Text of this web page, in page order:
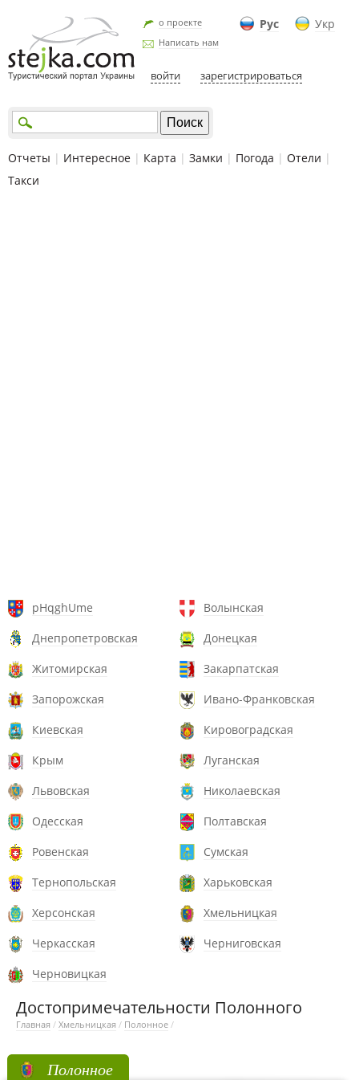
Рус Укр
о проекте
Написать нам
войти зарегистрироваться
Отчеты | Интересное | Карта | Замки | Погода | Отели |
Такси
pHqghUme
Волынская
Днепропетровская
Донецкая
Житомирская
Закарпатская
Запорожская
Ивано-Франковская
Киевская
Кировоградская
Крым
Луганская
Львовская
Николаевская
Одесская
Полтавская
Ровенская
Сумская
Тернопольская
Харьковская
Херсонская
Хмельницкая
Черкасская
Черниговская
Черновицкая
Достопримечательности Полонного
Главная / Хмельницкая / Полонное /
Полонное